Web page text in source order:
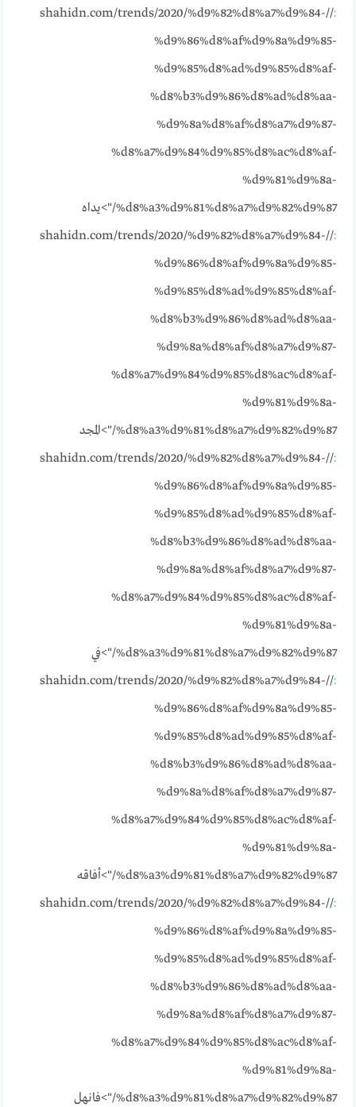
:
//shahidn.com/trends/2020/%d9%82%d8%a7%d9%84-
%d9%86%d8%af%d9%8a%d9%85-
%d9%85%d8%ad%d9%85%d8%af-
%d8%b3%d9%86%d8%ad%d8%aa-
%d9%8a%d8%af%d8%a7%d9%87-
%d8%a7%d9%84%d9%85%d8%ac%d8%af-
%d9%81%d9%8a-
%d8%a3%d9%81%d8%a7%d9%82%d9%87/">يداه
:
//shahidn.com/trends/2020/%d9%82%d8%a7%d9%84-
%d9%86%d8%af%d9%8a%d9%85-
%d9%85%d8%ad%d9%85%d8%af-
%d8%b3%d9%86%d8%ad%d8%aa-
%d9%8a%d8%af%d8%a7%d9%87-
%d8%a7%d9%84%d9%85%d8%ac%d8%af-
%d9%81%d9%8a-
%d8%a3%d9%81%d8%a7%d9%82%d9%87/">المجد
:
//shahidn.com/trends/2020/%d9%82%d8%a7%d9%84-
%d9%86%d8%af%d9%8a%d9%85-
%d9%85%d8%ad%d9%85%d8%af-
%d8%b3%d9%86%d8%ad%d8%aa-
%d9%8a%d8%af%d8%a7%d9%87-
%d8%a7%d9%84%d9%85%d8%ac%d8%af-
%d9%81%d9%8a-
%d8%a3%d9%81%d8%a7%d9%82%d9%87/">في
:
//shahidn.com/trends/2020/%d9%82%d8%a7%d9%84-
%d9%86%d8%af%d9%8a%d9%85-
%d9%85%d8%ad%d9%85%d8%af-
%d8%b3%d9%86%d8%ad%d8%aa-
%d9%8a%d8%af%d8%a7%d9%87-
%d8%a7%d9%84%d9%85%d8%ac%d8%af-
%d9%81%d9%8a-
%d8%a3%d9%81%d8%a7%d9%82%d9%87/">أفاقه
:
//shahidn.com/trends/2020/%d9%82%d8%a7%d9%84-
%d9%86%d8%af%d9%8a%d9%85-
%d9%85%d8%ad%d9%85%d8%af-
%d8%b3%d9%86%d8%ad%d8%aa-
%d9%8a%d8%af%d8%a7%d9%87-
%d8%a7%d9%84%d9%85%d8%ac%d8%af-
%d9%81%d9%8a-
%d8%a3%d9%81%d8%a7%d9%82%d9%87/">فانهل